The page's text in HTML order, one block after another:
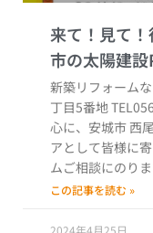
来て！見て
新築リフォーム
丁目5番地
心に、安城市 西
アとして皆様に
ムご相談にのりま
この記事を読む »